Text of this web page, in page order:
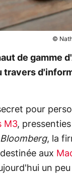
©
de gamme
travers
pour
M3,
Bloomberg, la
aux
un